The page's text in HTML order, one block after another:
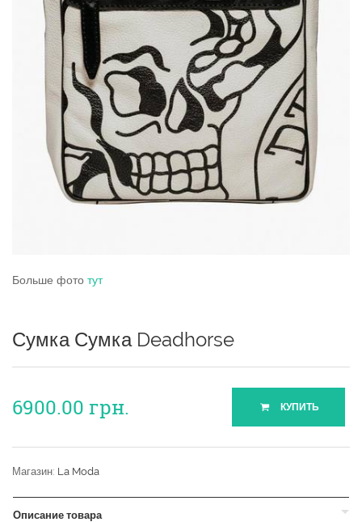
Больше фото тут
Сумка Сумка Deadhorse
6900.00 грн. КУПИТЬ
Магазин: La Moda
Описание товара